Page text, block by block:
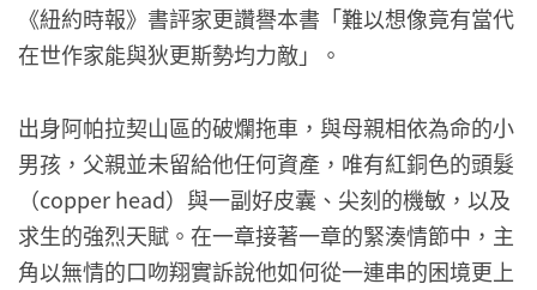
《紐約時報》書評家更讚譽本書「難以想像竟有當代
在世作家能與狄更斯勢均力敵」。
出身阿帕拉契山區的破爛拖車，與母親相依為命的小
男孩，父親並未留給他任何資產，唯有紅銅色的頭髮
（copper head）與一副好皮囊、尖刻的機敏，以及
求生的強烈天賦。在一章接著一章的緊湊情節中，主
角以無情的口吻翔實訴說他如何從一連串的困境更上